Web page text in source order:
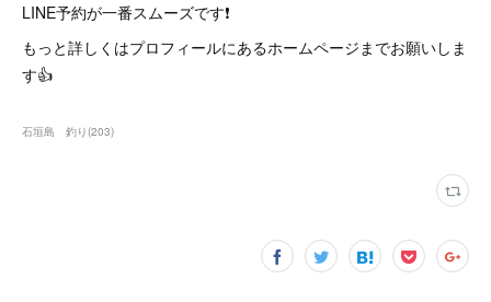
LINE予約が一番スムーズです❗
もっと詳しくはプロフィールにあるホームページまでお願いしま
す👍
石垣島 釣り(203)